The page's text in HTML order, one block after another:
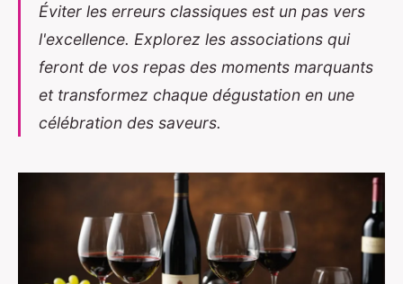
Éviter les erreurs classiques est un pas vers
l'excellence. Explorez les associations qui
feront de vos repas des moments marquants
et transformez chaque dégustation en une
célébration des saveurs.